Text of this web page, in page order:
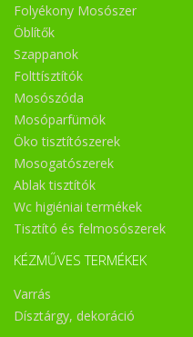
Folyékony Mosószer
Öblítők
Szappanok
Folttísztítók
Mosószóda
Mosóparfümök
Öko tisztítószerek
Mosogatószerek
Ablak tisztítók
Wc higiéniai termékek
Tisztító és felmosószerek
KÉZMŰVES TERMÉKEK
Varrás
Dísztárgy, dekoráció